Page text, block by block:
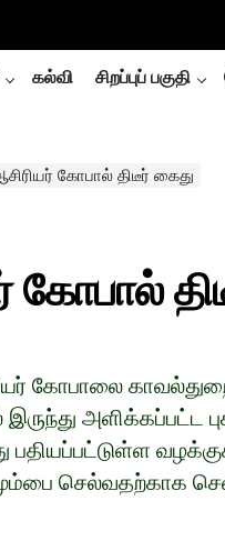
கல்வி சிறப்புப் பகுதி
கோபால் திடீர் கைது
கோபாலை
அளிக்கப்பட்ட
பதியப்பட்டுள்ள
மும்பை